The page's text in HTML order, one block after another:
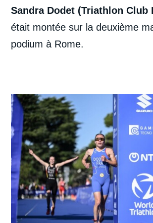
Sandra Dodet (Triathlon
était montée sur la deuxième
podium à Rome.